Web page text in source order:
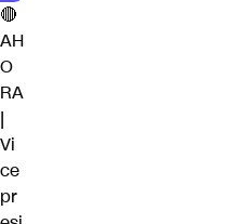
🔴
AH
O
RA
|
Vi
ce
pr